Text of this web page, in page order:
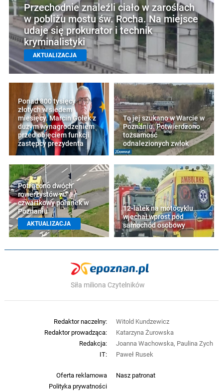
Przechodnie znaleźli ciało w zaroślach
w pobliżu mostu św. Rocha. Na miejsce
udaje się prokurator i technik
kryminalistyki
AKTUALIZACJA
Ponad 800 tysięcy
złotych w siedem
miesięcy. Marcin Gołek z
dużym wynagrodzeniem
przed objęciem funkcji
zastępcy prezydenta
To jej szukano w Warcie w
Poznaniu. Potwierdzono
tożsamość
odnalezionych zwłok
Potrącono dwóch
rowerzystów w
czwartkowy poranek w
Poznaniu
AKTUALIZACJA
12-latek na motocyklu
wjechał wprost pod
samochód osobowy
Siła miliona Czytelników
Oferta reklamowa
Nasz patronat
Polityka prywatności
Redaktor naczelny:
Witold Kundzewicz
Redaktor prowadząca:
Katarzyna Żurowska
Redakcja:
Joanna Wachowska, Paulina Zych
IT:
Paweł Rusek